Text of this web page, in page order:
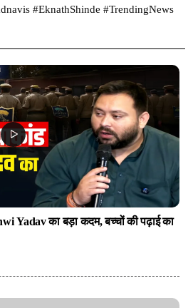
#EknathShinde #TrendingNews
Yadav का बड़ा कदम, बच्चों की पढ़ाई का